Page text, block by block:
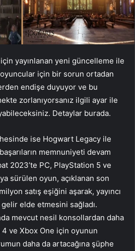
yayınlanan yeni güncelleme ile
için bir sorun ortadan
endişe duyuyor ve bu
zorlanıyorsanız ilgili ayar ile
Detaylar burada.
ise Hogwart Legacy ile
memnuniyeti devam
2023’te PC, PlayStation 5 ve
sürülen oyun, açıklanan son
satış eşiğini aşarak, yayıncı
elde etmesini sağladı.
mevcut nesil konsollardan daha
4 ve Xbox One için oyunun
daha da artacağına şüphe